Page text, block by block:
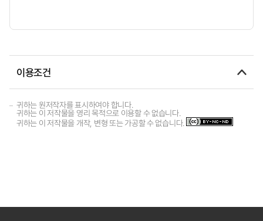
이용조건
귀하는 원저작자를 표시하여야 합니다.
귀하는 이 저작물을 영리 목적으로 이용할 수 없습니다.
귀하는 이 저작물을 개작, 변형 또는 가공할 수 없습니다.